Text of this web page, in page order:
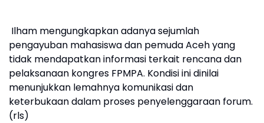
Ilham mengungkapkan adanya sejumlah
pengayuban mahasiswa dan pemuda Aceh yang
tidak mendapatkan informasi terkait rencana dan
pelaksanaan kongres FPMPA. Kondisi ini dinilai
menunjukkan lemahnya komunikasi dan
keterbukaan dalam proses penyelenggaraan forum.
(rls)